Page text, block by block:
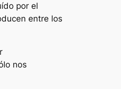
por el
entre los
nos